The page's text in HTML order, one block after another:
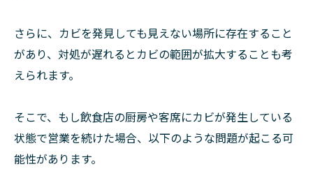
さらに、カビを発見しても見えない場所に存在すること
があり、対処が遅れるとカビの範囲が拡大することも考
えられます。
そこで、もし飲食店の厨房や客席にカビが発生している
状態で営業を続けた場合、以下のような問題が起こる可
能性があります。